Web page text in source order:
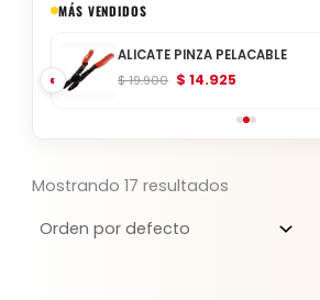
MÁS VENDIDOS
was:
$ 12.000.
is:
$ 9.000.
ALICATE PINZA PELACABLE
$19.900 $ 14.925
‹
Mostrando 17 resultados